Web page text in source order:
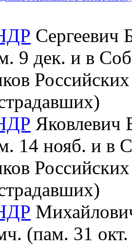
Сергеевич
9 дек. и в
Яковлевич
14 нояб. и в
(пам. 31